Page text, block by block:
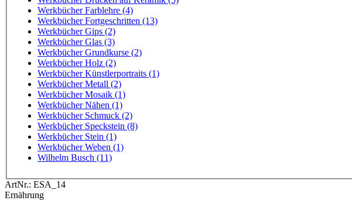
Werkbücher Farblehre (4)
Werkbücher Fortgeschritten (13)
Werkbücher Gips (2)
Werkbücher Glas (3)
Werkbücher Grundkurse (2)
Werkbücher Holz (2)
Werkbücher Künstlerportraits (1)
Werkbücher Metall (2)
Werkbücher Mosaik (1)
Werkbücher Nähen (1)
Werkbücher Schmuck (2)
Werkbücher Speckstein (8)
Werkbücher Stein (1)
Werkbücher Weben (1)
Wilhelm Busch (11)
ArtNr.: ESA_14
Ernährung